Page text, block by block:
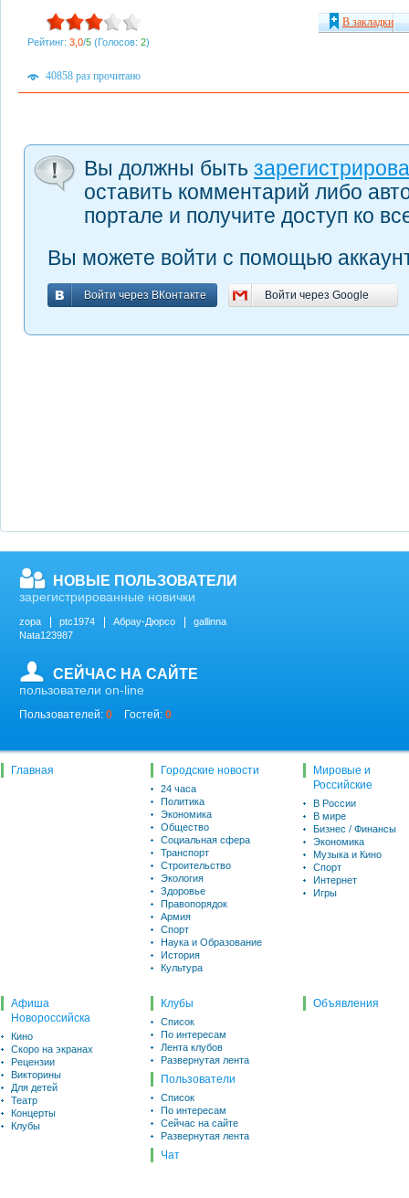
Рейтинг: 3,0/5 (Голосов: 2)
В закладки
40858 раз прочитано
Вы должны быть
оставить комментарий либо
портале и получите доступ ко
Вы можете войти с помощью
Войти через ВКонтакте
Войти через ВКонтакте Войти через Google
Войти через Google
НОВЫЕ ПОЛЬЗОВАТЕЛИ
зарегистрированные новички
zopa ptc1974 Абрау-Дюрсо
gallinna
Nata123987
СЕЙЧАС НА САЙТЕ
пользователи on-line
Пользователей: 0 Гостей: 0
Главная Городские новости
24 часа
Политика
Экономика
Общество
Социальная сфера
Транспорт
Строительство
Экология
Здоровье
Правопорядок
Армия
Спорт
Наука и Образование
История
Культура
Мировые и
Российские
В России
В мире
Бизнес / Финансы
Экономика
Музыка и Кино
Спорт
Интернет
Игры
Афиша
Новороссийска
Кино
Скоро на экранах
Рецензии
Викторины
Для детей
Театр
Концерты
Клубы
Клубы
Список
По интересам
Лента клубов
Развернутая лента
Пользователи
Список
По интересам
Сейчас на сайте
Развернутая лента
Чат
Объявления